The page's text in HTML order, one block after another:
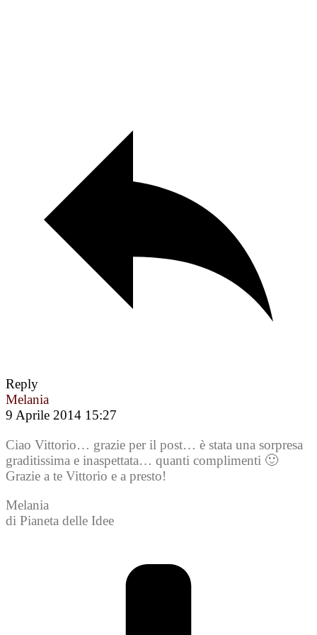
Reply
Melania
9 Aprile 2014 15:27
Ciao Vittorio… grazie per il post… è stata una sorpresa
graditissima e inaspettata… quanti complimenti 🙂
Grazie a te Vittorio e a presto!
Melania
di Pianeta delle Idee